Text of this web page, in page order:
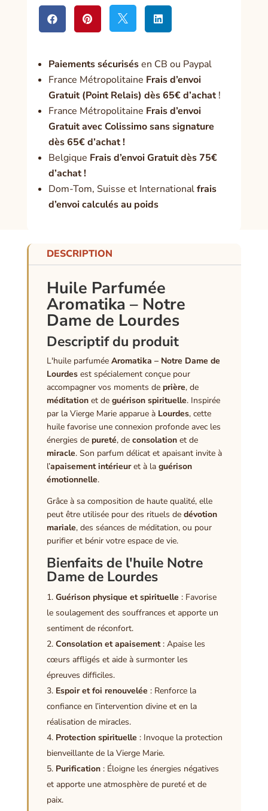
   
Paiements sécurisésen CB ou Paypal
France Métropolitaine Frais d’envoi
Gratuit (Point Relais) dès 65€ d’achat!
France Métropolitaine Frais d’envoi
Gratuit avec Colissimo sans signature
dès 65€ d’achat !
Belgique Frais d’envoi Gratuit dès 75€
d’achat !
Dom-Tom, Suisse et Internationalfrais
d’envoi calculés au poids
DESCRIPTION
Huile Parfumée
Aromatika – Notre
Dame de Lourdes
Descriptif du produit
L'huile parfumée Aromatika – Notre Dame de
Lourdesest spécialement conçue pour
accompagner vos moments de prière, de
méditationet de guérison spirituelle. Inspirée
par la Vierge Marie apparue à Lourdes, cette
huile favorise une connexion profonde avec les
énergies de pureté, de consolationet de
miracle. Son parfum délicat et apaisant invite à
l’apaisement intérieuret à la guérison
émotionnelle.
Grâce à sa composition de haute qualité, elle
peut être utilisée pour des rituels de dévotion
mariale, des séances de méditation, ou pour
purifier et bénir votre espace de vie.
Bienfaits de l'huile Notre
Dame de Lourdes
Guérison physique et spirituelle : Favorise
le soulagement des souffrances et apporte un
sentiment de réconfort.
Consolation et apaisement: Apaise les
cœurs affligés et aide à surmonter les
épreuves difficiles.
Espoir et foi renouvelée : Renforce la
confiance en l’intervention divine et en la
réalisation de miracles.
Protection spirituelle : Invoque la protection
bienveillante de la Vierge Marie.
Purification: Éloigne les énergies négatives
et apporte une atmosphère de pureté et de
paix.